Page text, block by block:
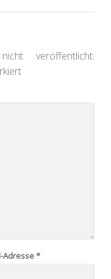
veröffentlicht.
Adresse*